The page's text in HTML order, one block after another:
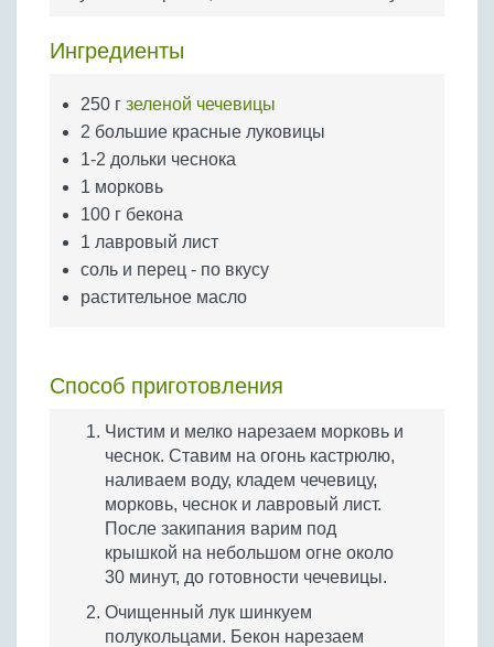
Яйца
Ингредиенты
250 г зеленой чечевицы
2 большие красные луковицы
1-2 дольки чеснока
1 морковь
100 г бекона
1 лавровый лист
соль и перец - по вкусу
растительное масло
Способ приготовления
Чистим и мелко нарезаем морковь и
чеснок. Ставим на огонь кастрюлю,
наливаем воду, кладем чечевицу,
морковь, чеснок и лавровый лист.
После закипания варим под
крышкой на небольшом огне около
30 минут, до готовности чечевицы.
Очищенный лук шинкуем
полукольцами. Бекон нарезаем